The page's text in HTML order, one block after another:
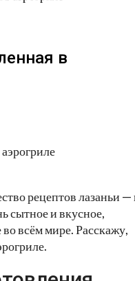
в
рецептов лазаньи —
сытное и вкусное,
всём мире. Расскажу,